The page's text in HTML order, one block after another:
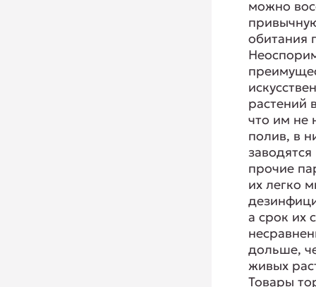
можно
обитания
растений
что им не
полив, в
прочие
их легко
а срок их
дольше,
живых
Товары